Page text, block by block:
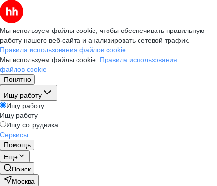
Мы используем файлы cookie, чтобы обеспечивать правильную
работу нашего веб-сайта и анализировать сетевой трафик.
Правила использования файлов cookie
Мы используем файлы cookie. Правила использования
файлов cookie
Понятно
Ищу работу
Ищу работу
Ищу работу
Ищу сотрудника
Сервисы
Помощь
Ещё
Поиск
Москва